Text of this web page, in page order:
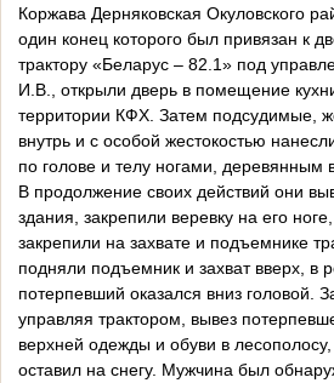
Коржава Дерняковская Окуловского
один конец которого был привязан к
трактору «Беларус – 82.1» под
И.В., открыли дверь в помещение
территории КФХ. Затем подсудимые,
внутрь и с особой жестокостью
по голове и телу ногами, деревянным
В продолжение своих действий они
здания, закрепили веревку на его
закрепили на захвате и подъемнике
подняли подъемник и захват вверх, в
потерпевший оказался вниз головой.
управляя трактором, вывез
верхней одежды и обуви в лесополосу,
оставил на снегу. Мужчина был